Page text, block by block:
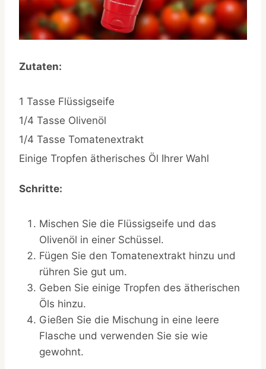
Zutaten:
1 Tasse Flüssigseife
1/4 Tasse Olivenöl
1/4 Tasse Tomatenextrakt
Einige Tropfen ätherisches Öl Ihrer Wahl
Schritte:
Mischen Sie die Flüssigseife und das
Olivenöl in einer Schüssel.
Fügen Sie den Tomatenextrakt hinzu und
rühren Sie gut um.
Geben Sie einige Tropfen des ätherischen
Öls hinzu.
Gießen Sie die Mischung in eine leere
Flasche und verwenden Sie sie wie
gewohnt.